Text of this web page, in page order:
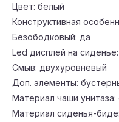
Цвет: белый
Конструктивная
Безободковый: да
Led дисплей на
Смыв: двухуровневый
Доп. элементы:
Материал чаши унитаза:
Материал сиденья-
Оригинальные
сертифицированные
устройства